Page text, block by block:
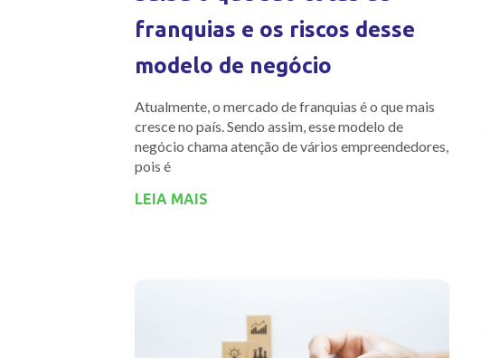
franquias e os riscos desse
modelo de negócio
Atualmente, o mercado de franquias é o que mais
cresce no país. Sendo assim, esse modelo de
negócio chama atenção de vários empreendedores,
pois é
LEIA MAIS